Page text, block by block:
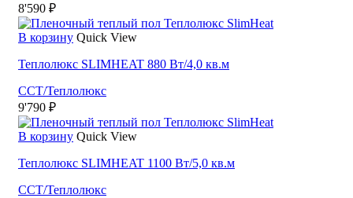
8'590 ₽
В корзину Quick View
Теплолюкс SLIMHEAT 880 Вт/4,0 кв.м
ССТ/Теплолюкс
9'790 ₽
В корзину Quick View
Теплолюкс SLIMHEAT 1100 Вт/5,0 кв.м
ССТ/Теплолюкс